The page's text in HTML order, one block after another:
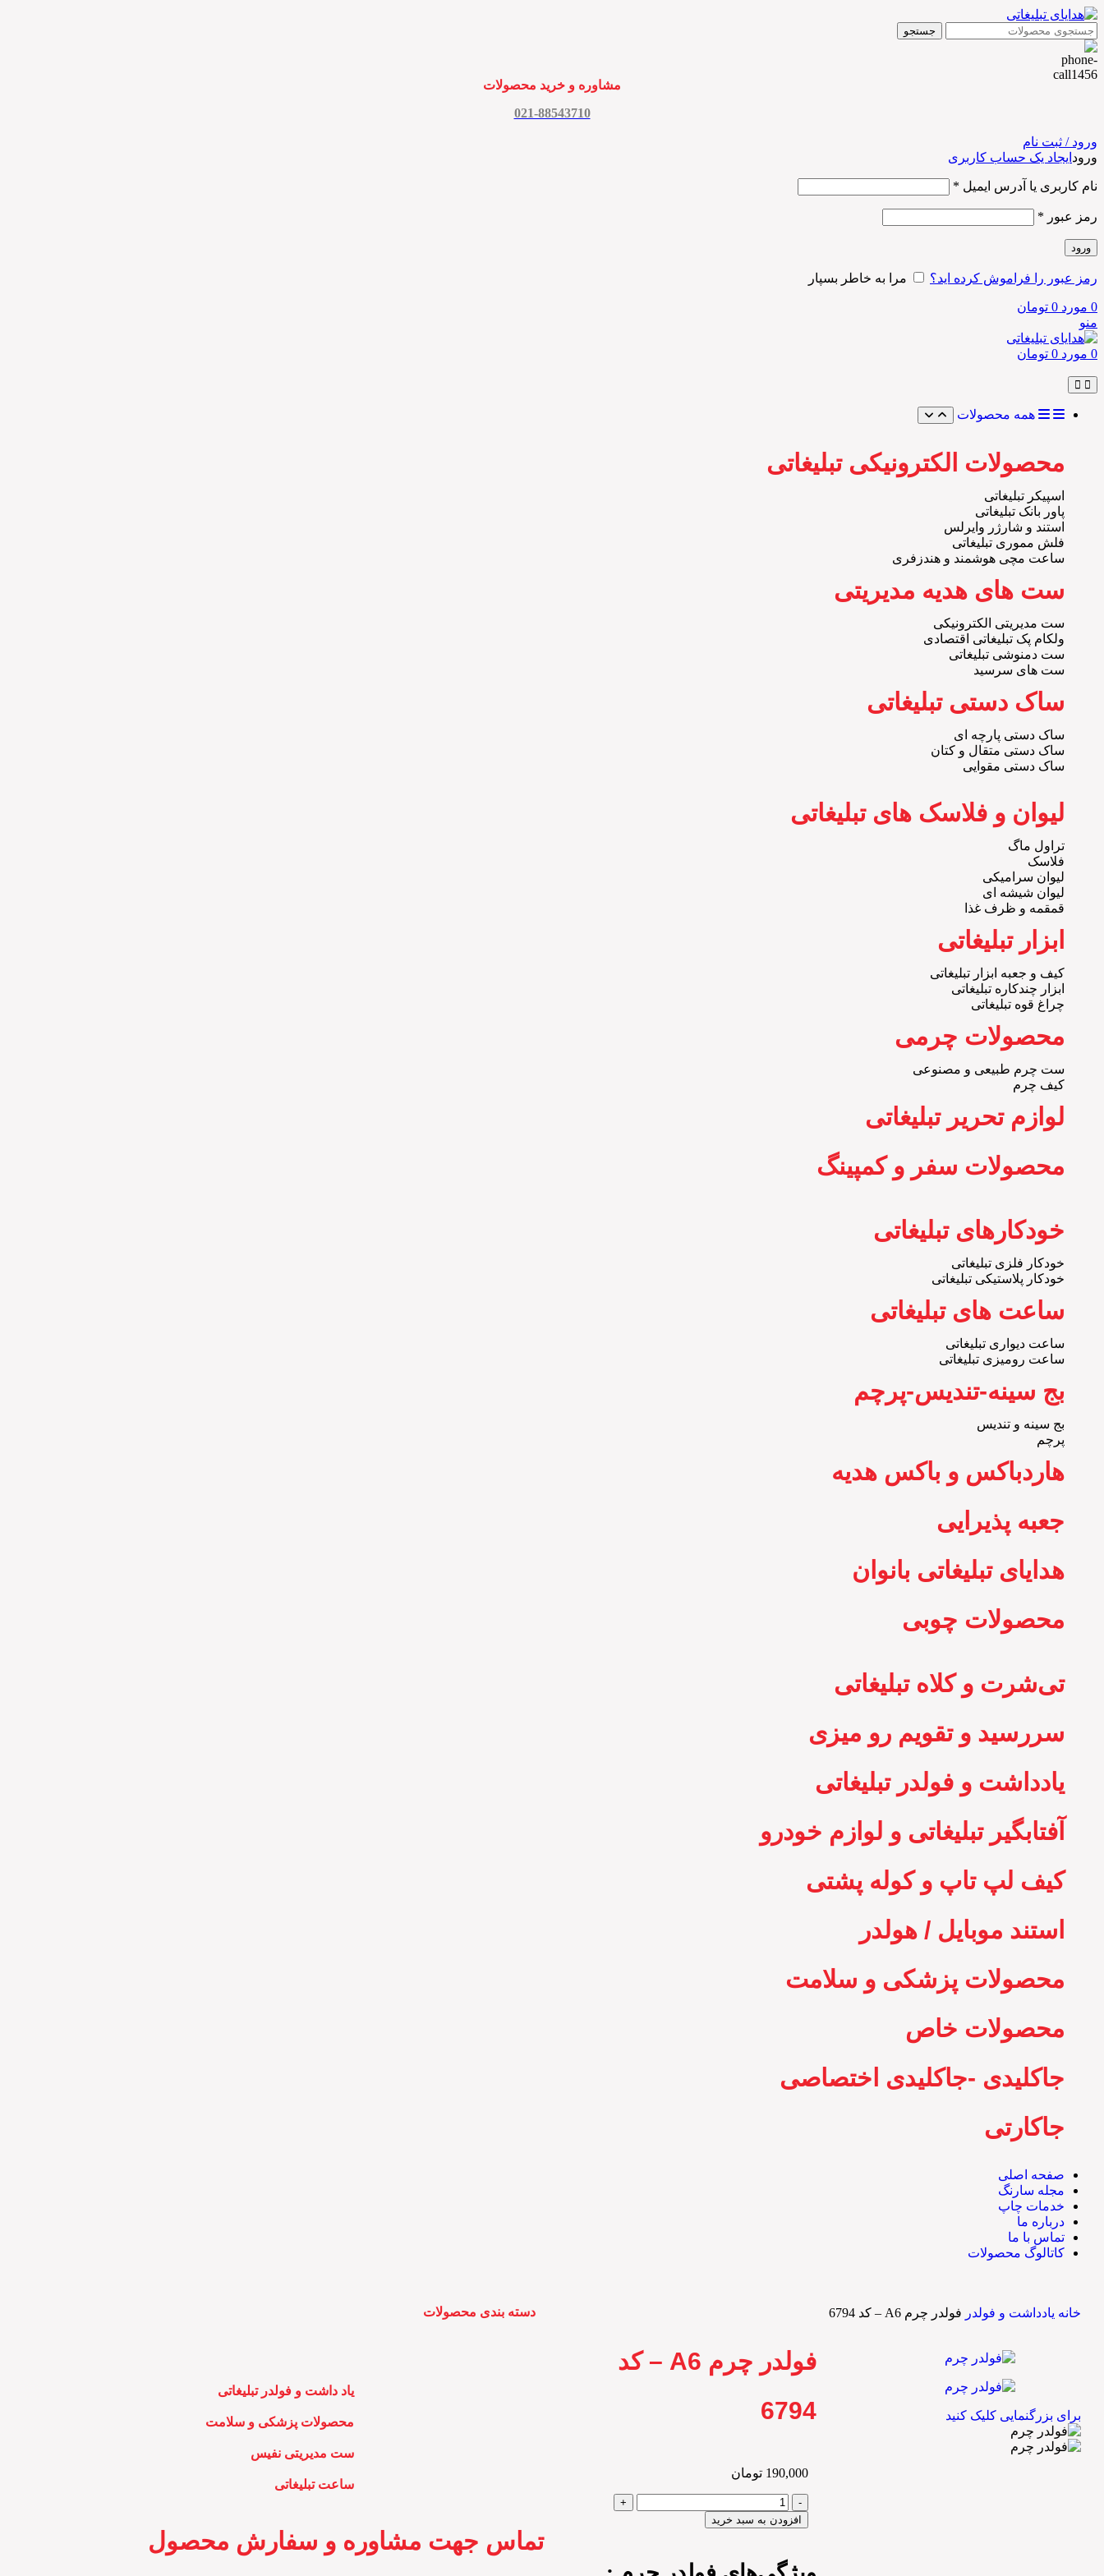
جستجو
مشاوره و خرید محصولات
021-88543710
ورود / ثبت نام
ورود ایجاد یک حساب کاربری
نام کاربری یا آدرس ایمیل *
رمز عبور *
ورود
رمز عبور را فراموش کرده اید؟ مرا به خاطر بسپار
0 مورد 0 تومان
منو
0 مورد 0 تومان
همه محصولات
محصولات الکترونیکی تبلیغاتی
اسپیکر تبلیغاتی
پاور بانک تبلیغاتی
استند و شارژر وایرلس
فلش مموری تبلیغاتی
ساعت مچی هوشمند و هندزفری
ست های هدیه مدیریتی
ست مدیریتی الکترونیکی
ولکام پک تبلیغاتی اقتصادی
ست دمنوشی تبلیغاتی
ست های سرسید
ساک دستی تبلیغاتی
ساک دستی پارچه ای
ساک دستی متقال و کتان
ساک دستی مقوایی
لیوان و فلاسک های تبلیغاتی
تراول ماگ
فلاسک
لیوان سرامیکی
لیوان شیشه ای
قمقمه و ظرف غذا
ابزار تبلیغاتی
کیف و جعبه ابزار تبلیغاتی
ابزار چندکاره تبلیغاتی
چراغ قوه تبلیغاتی
محصولات چرمی
ست چرم طبیعی و مصنوعی
کیف چرم
لوازم تحریر تبلیغاتی
محصولات سفر و کمپینگ
خودکارهای تبلیغاتی
خودکار فلزی تبلیغاتی
خودکار پلاستیکی تبلیغاتی
ساعت های تبلیغاتی
ساعت دیواری تبلیغاتی
ساعت رومیزی تبلیغاتی
بج سینه-تندیس-پرچم
بج سینه و تندیس
پرچم
هاردباکس و باکس هدیه
جعبه پذیرایی
هدایای تبلیغاتی بانوان
محصولات چوبی
تی‌شرت و کلاه تبلیغاتی
سررسید و تقویم رو میزی
یادداشت و فولدر تبلیغاتی
آفتابگیر تبلیغاتی و لوازم خودرو
کیف لپ تاپ و کوله پشتی
استند موبایل / هولدر
محصولات پزشکی و سلامت
محصولات خاص
جاکلیدی -جاکلیدی اختصاصی
جاکارتی
صفحه اصلی
مجله سارنگ
خدمات چاپ
درباره ما
تماس با ما
کاتالوگ محصولات
خانه یادداشت و فولدر فولدر چرم A6 – کد 6794
برای بزرگنمایی کلیک کنید
فولدر چرم A6 – کد
6794
190,000 تومان
افزودن به سبد خرید
دسته بندی محصولات
یاد داشت و فولدر تبلیغاتی
محصولات پزشکی و سلامت
ست مدیریتی نفیس
ساعت تبلیغاتی
تماس جهت مشاوره و سفارش محصول